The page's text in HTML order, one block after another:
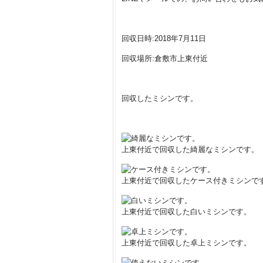
回収日時:2018年7月11日
回収場所:倉敷市上東付近
回収したミシンです。
上東付近で回収した綺麗なミシンです。
上東付近で回収したケース付きミシンで
上東付近で回収した白いミシンです。
上東付近で回収した卓上ミシンです。